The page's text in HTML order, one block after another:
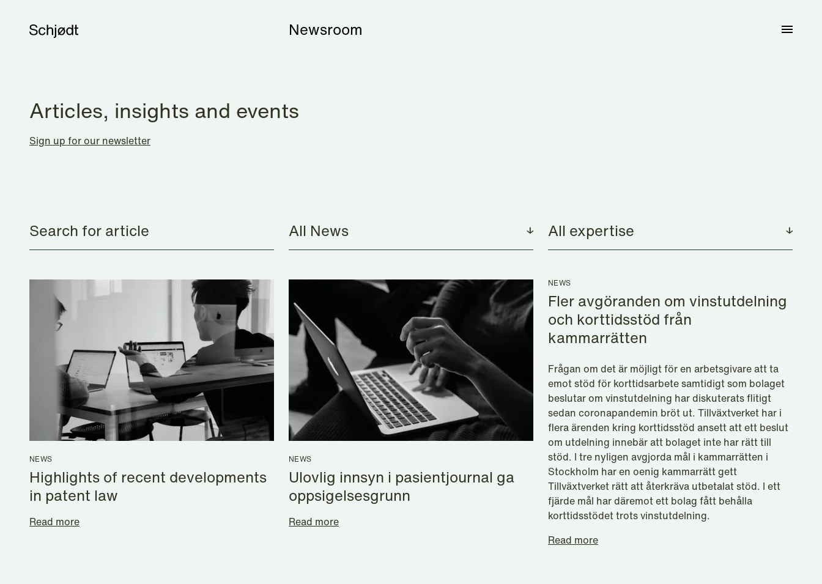
Newsroom
Articles, insights and events
Sign up for our newsletter
All News All expertise
NEWS
Highlights of recent developments
in patent law
Read more
NEWS
Ulovlig innsyn i pasientjournal ga
oppsigelsesgrunn
Read more
NEWS
Fler avgöranden om vinstutdelning
och korttidsstöd från
kammarrätten
Frågan om det är möjligt för en arbetsgivare att ta
emot stöd för korttidsarbete samtidigt som bolaget
beslutar om vinstutdelning har diskuterats flitigt
sedan coronapandemin bröt ut. Tillväxtverket har i
flera ärenden kring korttidsstöd ansett att ett beslut
om utdelning innebär att bolaget inte har rätt till
stöd. I tre nyligen avgjorda mål i kammarrätten i
Stockholm har en oenig kammarrätt gett
Tillväxtverket rätt att återkräva utbetalat stöd. I ett
fjärde mål har däremot ett bolag fått behålla
korttidsstödet trots vinstutdelning.
Read more